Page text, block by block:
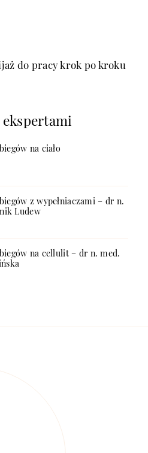
do pracy krok po kroku
na ciało
z wypełniaczami – dr n.
Ludew
na cellulit – dr n. med.